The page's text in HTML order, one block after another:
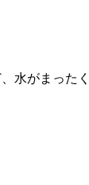
水がまった